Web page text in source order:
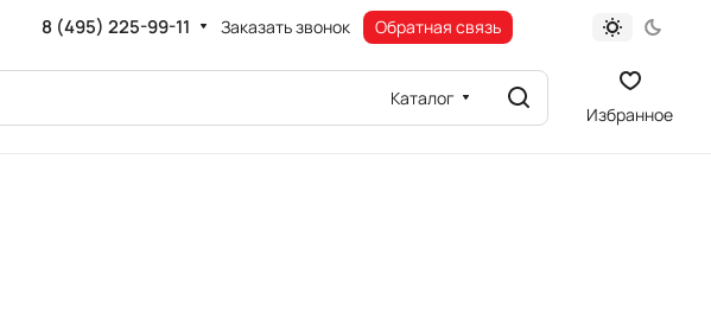
8 (495) 225-99-11 Заказать звонок Обратная связь
Каталог
Избранное